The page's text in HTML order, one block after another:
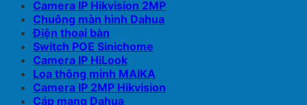
Camera IP Hikvision 2MP
Chuông màn hình Dahua
Điện thoại bàn
Switch POE Sinichome
Camera IP HiLook
Loa thông minh MAIKA
Camera IP 2MP Hikvision
Cáp mạng Dahua